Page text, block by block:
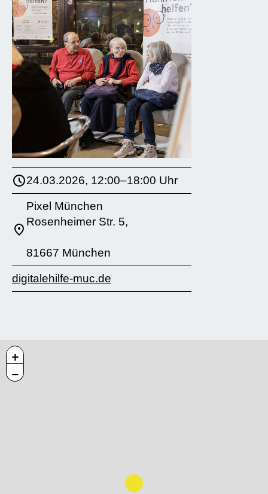
24.03.2026, 12:00–18:00 Uhr
Pixel München
Rosenheimer Str. 5,
81667 München
digitalehilfe-muc.de
+
−